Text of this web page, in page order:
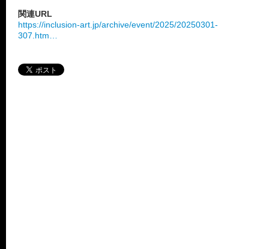
関連URL
https://inclusion-art.jp/archive/event/2025/20250301-
307.htm…